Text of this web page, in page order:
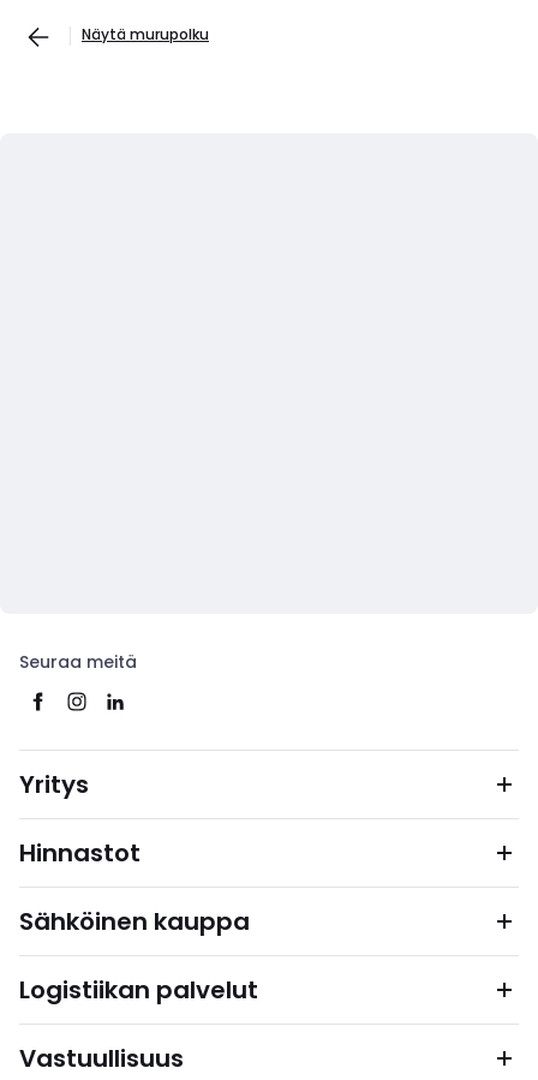
Näytä murupolku
Seuraa meitä
Yritys
Hinnastot
Sähköinen kauppa
Logistiikan palvelut
Vastuullisuus